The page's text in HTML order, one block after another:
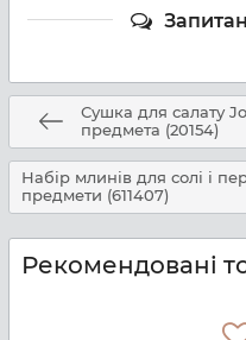
Сушка для салату
предмета (20154)
Набір млинів для солі і
предмети (611407)
Рекомендовані